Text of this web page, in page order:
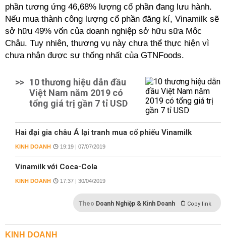
phần tương ứng 46,68% lượng cổ phần đang lưu hành.
Nếu mua thành công lượng cổ phần đăng kí, Vinamilk sẽ
sở hữu 49% vốn của doanh nghiệp sở hữu sữa Môc
Châu. Tuy nhiên, thương vụ này chưa thể thực hiện vì
chưa nhận được sự thống nhất của GTNFoods.
>> 10 thương hiệu dẫn đầu
Việt Nam năm 2019 có
tổng giá trị gần 7 tỉ USD
Hai đại gia châu Á lại tranh mua cổ phiếu Vinamilk
KINH DOANH 19:19 | 07/07/2019
Vinamilk với Coca-Cola
KINH DOANH 17:37 | 30/04/2019
Theo Doanh Nghiệp & Kinh Doanh Copy link
KINH DOANH